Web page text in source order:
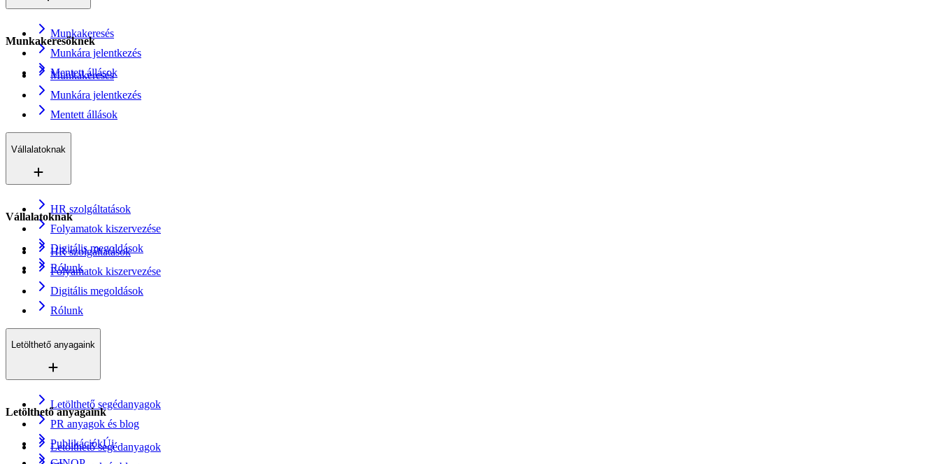
Munkakeresés
Munkára jelentkezés
Mentett állások
Munkakeresőknek
Munkakeresés
Munkára jelentkezés
Mentett állások
Vállalatoknak
HR szolgáltatások
Folyamatok kiszervezése
Digitális megoldások
Rólunk
Vállalatoknak
HR szolgáltatások
Folyamatok kiszervezése
Digitális megoldások
Rólunk
Letölthető anyagaink
Letölthető segédanyagok
PR anyagok és blog
PublikációkÚj
Letölthető anyagaink
Letölthető segédanyagok